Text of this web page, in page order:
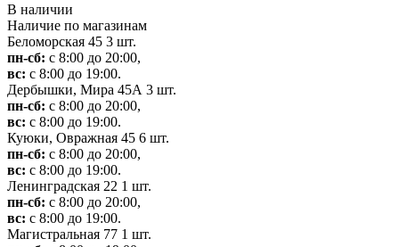
В наличии
Наличие по магазинам
Беломорская 45 3 шт.
пн-сб: с 8:00 до 20:00,
вс: с 8:00 до 19:00.
Дербышки, Мира 45А 3 шт.
пн-сб: с 8:00 до 20:00,
вс: с 8:00 до 19:00.
Куюки, Овражная 45 6 шт.
пн-сб: с 8:00 до 20:00,
вс: с 8:00 до 19:00.
Ленинградская 22 1 шт.
пн-сб: с 8:00 до 20:00,
вс: с 8:00 до 19:00.
Магистральная 77 1 шт.